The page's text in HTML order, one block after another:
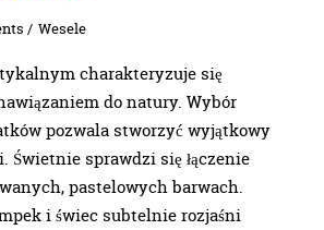
/ Wesele
charakteryzuje się
do natury. Wybór
pozwala stworzyć wyjątkowy
Świetnie sprawdzi się łączenie
pastelowych barwach.
i świec subtelnie rozjaśni